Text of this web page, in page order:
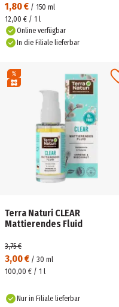
1,80 € / 150 ml
12,00 € / 1 l
Online verfügbar
In die Filiale lieferbar
Terra Naturi CLEAR
Mattierendes Fluid
3,00 € / 30 ml
3,75 €
100,00 € / 1 l
Nur in Filiale lieferbar